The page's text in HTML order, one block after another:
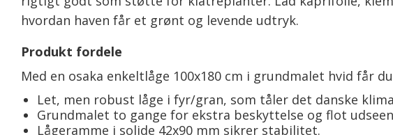
hvordan haven får et grønt og levende udtryk.
Produkt fordele
Med en osaka enkeltlåge 100x180 cm i grundmalet hvid får
Let, men robust låge i fyr/gran, som tåler det danske
Grundmalet to gange for ekstra beskyttelse og flot
Lågeramme i solide 42x90 mm sikrer stabilitet.